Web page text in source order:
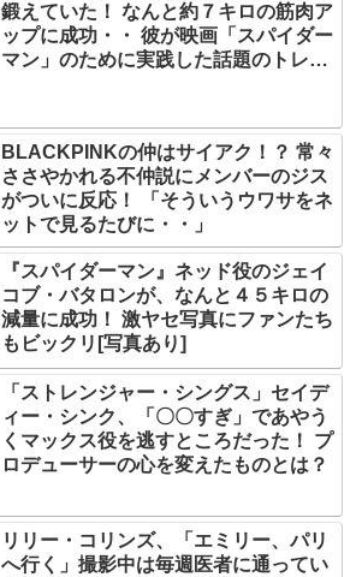
鍛えていた！ なんと約７キロの筋肉ア
ップに成功・・ 彼が映画「スパイダー
マン」のために実践した話題のトレー
BLACKPINKの仲はサイアク！？ 常々
ささやかれる不仲説にメンバーのジス
がついに反応！ 「そういうウワサをネ
ットで見るたびに・・」
『スパイダーマン』ネッド役のジェイ
コブ・バタロンが、なんと４５キロの
減量に成功！ 激ヤセ写真にファンたち
もビックリ[写真あり]
「ストレンジャー・シングス」セイデ
ィー・シンク、「〇〇すぎ」であやう
くマックス役を逃すところだった！ プ
ロデューサーの心を変えたものとは？
リリー・コリンズ、「エミリー、パリ
へ行く」撮影中は毎週医者に通ってい